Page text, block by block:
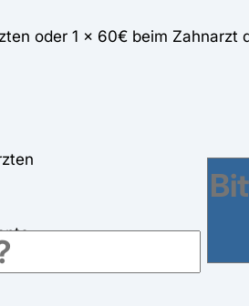
oder 1 x 60€ beim Zahnarzt